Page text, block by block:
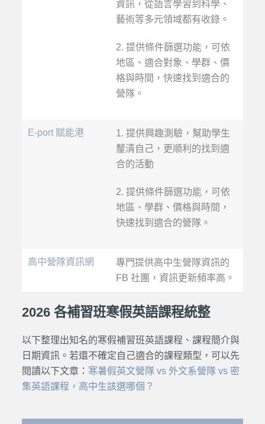
資訊，從語言學習到科學、
藝術等多元領域都有收錄。
2. 提供條件篩選功能，可依
地區、適合對象、學群、價
格與時間，快速找到適合的
營隊。
E-port 賦能港
1. 提供興趣測驗，幫助學生
釐清自己，更順利的找到適
合的活動
2. 提供條件篩選功能，可依
地區、學群、價格與時間，
快速找到適合的營隊。
高中營隊資訊網
專門提供高中生營隊資訊的
FB 社團，資訊更新頻率高。
2026 各補習班寒假英語課程統整
以下整理出知名的寒假補習班英語課程 、 課程簡介與
日期資訊。若還不確定自己適合的課程類型，可以先
閱讀以下文章： 寒暑假英文營隊 vs 外文系營隊 vs 密
集英語課程，高中生該選哪個？